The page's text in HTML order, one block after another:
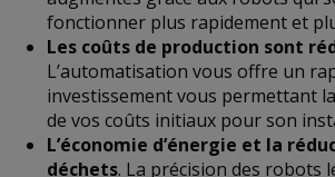
fonctionner plus rapidement et
Les coûts de production sont
L’automatisation vous offre un
investissement vous permettant
de vos coûts initiaux pour son
L’économie d’énergie et la
déchets. La précision des robots